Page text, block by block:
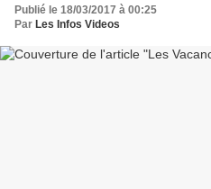
Publié le 18/03/2017 à 00:25
Par Les Infos Videos